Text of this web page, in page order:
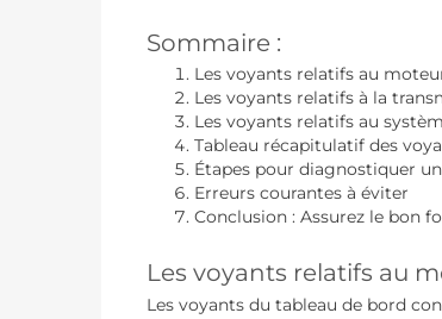
Sommaire :
Les voyants relatifs au
Les voyants relatifs à la
Les voyants relatifs au
Tableau récapitulatif des
Étapes pour diagnostiquer
Erreurs courantes à éviter
Conclusion : Assurez le bon
Les voyants relatifs au
Les voyants du tableau de bord